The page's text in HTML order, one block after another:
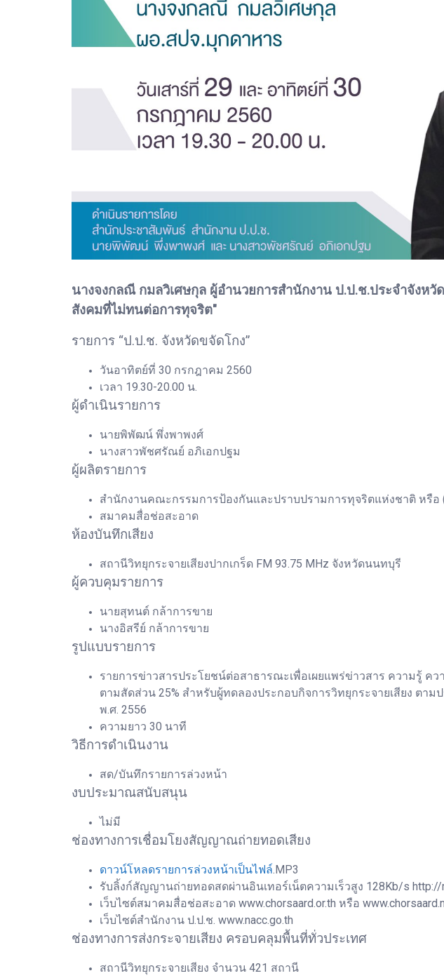
นางจงกลณี กมลวิเศษกุล ผู้อำนวยการสำนักงาน ป.ป.ช.ประจำจัง
สังคมที่ไม่ทนต่อการทุจริต"
รายการ “ป.ป.ช. จังหวัดขจัดโกง”
วันอาทิตย์ที่ 30 กรกฎาคม 2560
เวลา 19.30-20.00 น.
ผู้ดำเนินรายการ
นายพิพัฒน์ พึ่งพาพงศ์
นางสาวพัชศรัณย์ อภิเอกปฐม
ผู้ผลิตรายการ
สำนักงานคณะกรรมการป้องกันและปราบปรามการทุจริตแห่งชาติ หรือ
สมาคมสื่อช่อสะอาด
ห้องบันทึกเสียง
สถานีวิทยุกระจายเสียงปากเกร็ด FM 93.75 MHz จังหวัดนนทบุรี
ผู้ควบคุมรายการ
นายสุทนต์ กล้าการขาย
นางอิสรีย์ กล้าการขาย
รูปแบบรายการ
รายการข่าวสารประโยชน์ต่อสาธารณะเพื่อเผยแพร่ข่าวสาร ความรู้ ค
ตามสัดส่วน 25% สำหรับผู้ทดลองประกอบกิจการวิทยุกระจายเสียง ตา
พ.ศ. 2556
ความยาว 30 นาที
วิธีการดำเนินงาน
สด/บันทึกรายการล่วงหน้า
งบประมาณสนับสนุน
ไม่มี
ช่องทางการเชื่อมโยงสัญญาณถ่ายทอดเสียง
ดาวน์โหลดรายการล่วงหน้าเป็นไฟล์.MP3
รับลิ้งก์สัญญานถ่ายทอดสดผ่านอินเทอร์เน็ตความเร็วสูง 128Kb/s http://
เว็บไซต์สมาคมสื่อช่อสะอาด www.chorsaard.or.th หรือ
เว็บไซต์สำนักงาน ป.ป.ช. www.nacc.go.th
ช่องทางการส่งกระจายเสียง ครอบคลุมพื้นที่ทั่วประเทศ
สถานีวิทยุกระจายเสียง จำนวน 421 สถานี